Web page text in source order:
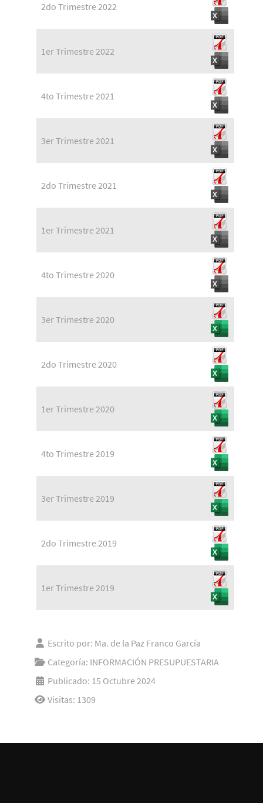
2do Trimestre 2022
1er Trimestre 2022
4to Trimestre 2021
3er Trimestre 2021
2do Trimestre 2021
1er Trimestre 2021
4to Trimestre 2020
3er Trimestre 2020
2do Trimestre 2020
1er Trimestre 2020
4to Trimestre 2019
3er Trimestre 2019
2do Trimestre 2019
1er Trimestre 2019
Escrito por: Ma. de la Paz Franco García
Categoría: INFORMACIÓN PRESUPUESTARIA
Publicado: 15 Octubre 2024
Visitas: 1309